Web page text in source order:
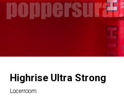
Highrise Ultra Strong
Locerroom